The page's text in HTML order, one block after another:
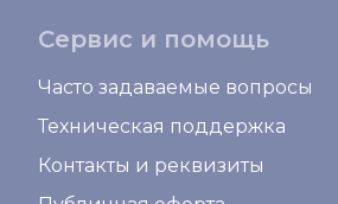
Сервис и помощь
Часто задаваемые вопросы
Техническая поддержка
Контакты и реквизиты